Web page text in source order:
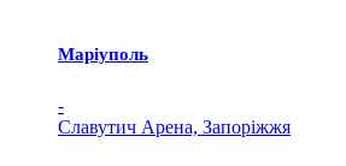
Маріуполь
-
Славутич Арена, Запоріжжя